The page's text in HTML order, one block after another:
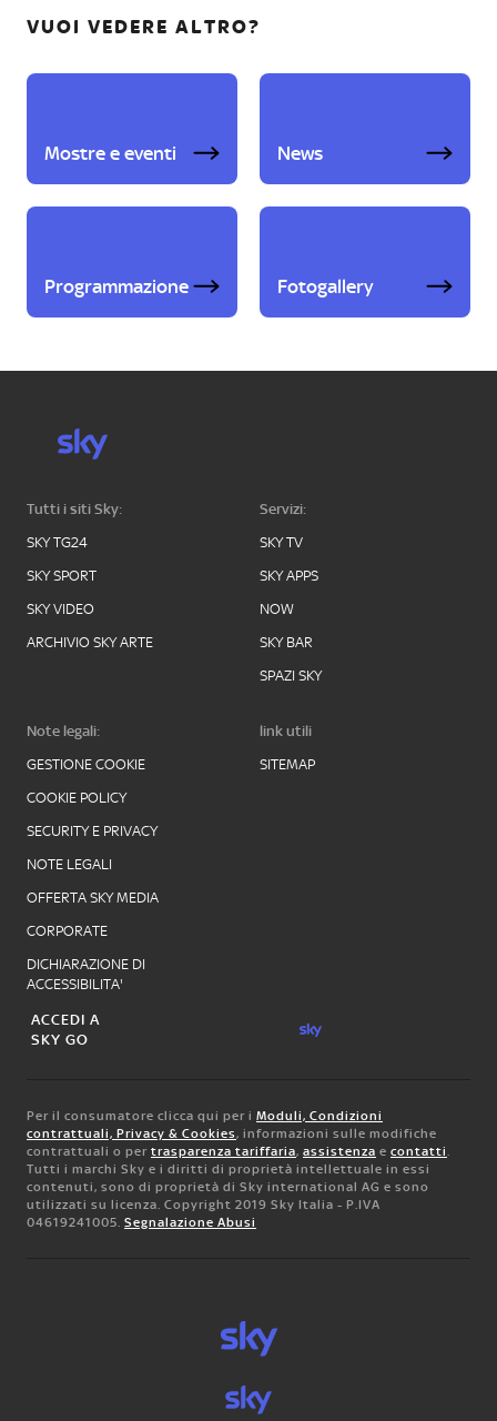
VUOI VEDERE ALTRO?
Mostre e eventi News
Programmazione Fotogallery
Tutti i siti Sky:
SKY TG24
SKY SPORT
SKY VIDEO
ARCHIVIO SKY ARTE
Servizi:
SKY TV
SKY APPS
NOW
SKY BAR
SPAZI SKY
Note legali:
GESTIONE COOKIE
COOKIE POLICY
SECURITY E PRIVACY
NOTE LEGALI
OFFERTA SKY MEDIA
CORPORATE
DICHIARAZIONE DI
ACCESSIBILITA'
link utili
SITEMAP
ACCEDI A
SKY GO
Per il consumatore clicca qui per i Moduli, Condizioni
contrattuali, Privacy & Cookies, informazioni sulle modifiche
contrattuali o per trasparenza tariffaria, assistenza e contatti.
Tutti i marchi Sky e i diritti di proprietà intellettuale in essi
contenuti, sono di proprietà di Sky international AG e sono
utilizzati su licenza. Copyright 2019 Sky Italia - P.IVA
04619241005. Segnalazione Abusi